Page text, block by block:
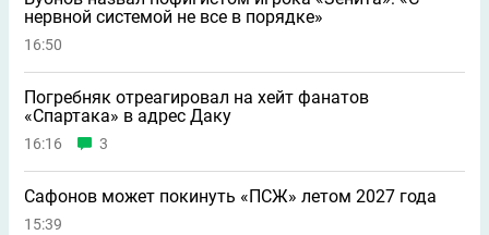
нервной системой не все в порядке»
16:50
Погребняк отреагировал на хейт фанатов
«Спартака» в адрес Даку
16:16 3
Сафонов может покинуть «ПСЖ» летом 2027 года
15:39